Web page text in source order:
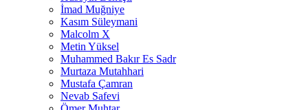
İmad Muğniye
Kasım Süleymani
Malcolm X
Metin Yüksel
Muhammed Bakır Es Sadr
Murtaza Mutahhari
Mustafa Çamran
Nevab Safevi